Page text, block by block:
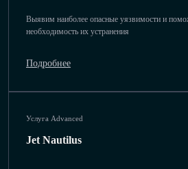
Выявим наиболее опасные уязвимости и
необходимость их устранения
Подробнее
Услуга Advanced
Jet Nautilus